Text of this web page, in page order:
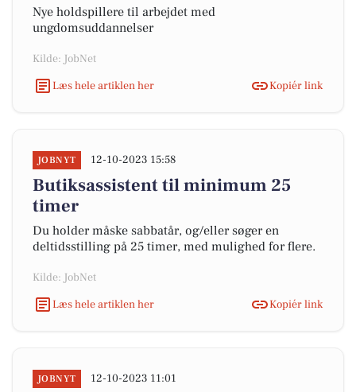
Nye holdspillere til arbejdet med
ungdomsuddannelser
Kilde: JobNet
Læs hele artiklen her
Kopiér link
JOBNYT 12-10-2023 15:58
Butiksassistent til minimum 25
timer
Du holder måske sabbatår, og/eller søger en
deltidsstilling på 25 timer, med mulighed for flere.
Kilde: JobNet
Læs hele artiklen her
Kopiér link
JOBNYT 12-10-2023 11:01